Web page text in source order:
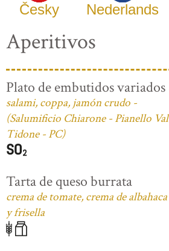
Česky Nederlands
Aperitivos
Plato de embutidos variados
salami, coppa, jamón crudo -
(Salumificio Chiarone - Pianello Val
Tidone - PC)
Tarta de queso burrata
crema de tomate, crema de albahaca
y frisella